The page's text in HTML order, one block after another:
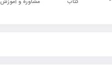
کتاب مشاوره و آموزش